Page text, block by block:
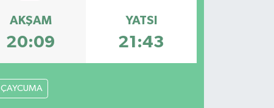
AKŞAM
20:09
YATSI
21:43
ÇAYCUMA